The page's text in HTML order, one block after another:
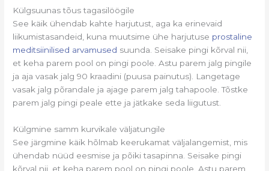
Külgsuunas tõus tagasilöögile
See käik ühendab kahte harjutust, aga ka erinevaid
liikumistasandeid, kuna muutsime ühe harjutuse prostaline
meditsiinilised arvamused suunda. Seisake pingi kõrval nii,
et keha parem pool on pingi poole. Astu parem jalg pingile
ja aja vasak jalg 90 kraadini (puusa painutus). Langetage
vasak jalg põrandale ja ajage parem jalg tahapoole. Tõstke
parem jalg pingi peale ette ja jätkake seda liigutust.
Külgmine samm kurvikale väljatungile
See järgmine käik hõlmab keerukamat väljalangemist, mis
ühendab nüüd eesmise ja põiki tasapinna. Seisake pingi
kõrval nii, et keha parem pool on pingi poole. Astu parem